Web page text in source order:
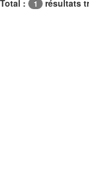
Total : 1 résultats